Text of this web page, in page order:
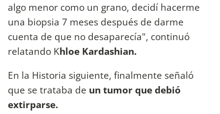
algo menor como un grano, decidí hacerme
una biopsia 7 meses después de darme
cuenta de que no desaparecía", continuó
relatando Khloe Kardashian.
En la Historia siguiente, finalmente señaló
que se trataba de un tumor que debió
extirparse.